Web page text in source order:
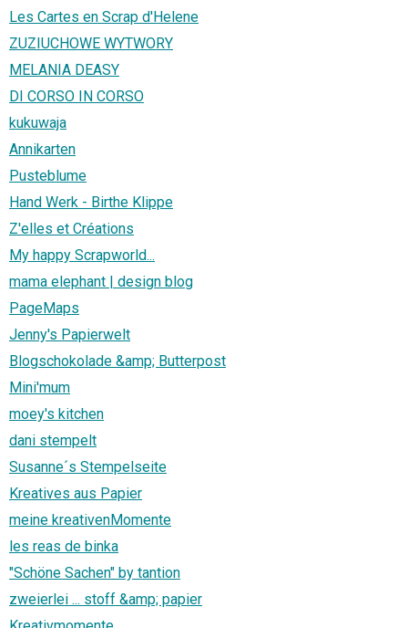
Les Cartes en Scrap d'Helene
ZUZIUCHOWE WYTWORY
MELANIA DEASY
DI CORSO IN CORSO
kukuwaja
Annikarten
Pusteblume
Hand Werk - Birthe Klippe
Z'elles et Créations
My happy Scrapworld...
mama elephant | design blog
PageMaps
Jenny's Papierwelt
Blogschokolade &amp; Butterpost
Mini'mum
moey's kitchen
dani stempelt
Susanne´s Stempelseite
Kreatives aus Papier
meine kreativenMomente
les reas de binka
"Schöne Sachen" by tantion
zweierlei ... stoff &amp; papier